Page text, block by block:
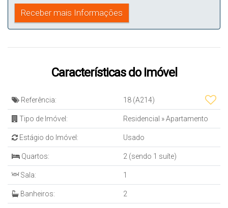
Características do Imóvel
Referência: 18 (A214)
Tipo de Imóvel: Residencial »Apartamento
Estágio do Imóvel: Usado
Quartos: 2 (sendo 1 suíte)
Sala: 1
Banheiros: 2